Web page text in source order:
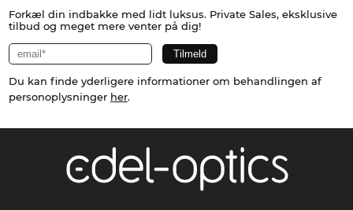
Forkæl din indbakke med lidt luksus. Private Sales, eksklusive
tilbud og meget mere venter på dig!
Du kan finde yderligere informationer om behandlingen af
personoplysninger her.